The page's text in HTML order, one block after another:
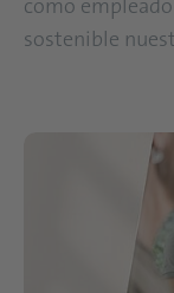
sostenible